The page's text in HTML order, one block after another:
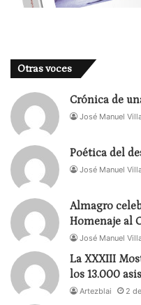
funcionario. Llegará
comerciales o de
Estoy en un proyecto
donde los proyectos
beneplácito de los
Otras voces
Crónica de
José Manuel
Poética del
José Manuel
Almagro
Homenaje al
José Manuel
La XXXIII
los 13.000
Artezblai 2